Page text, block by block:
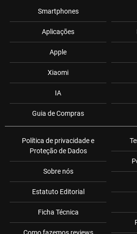
Smartphones
Aplicações
Apple
Xiaomi
IA
Guia de Compras
Política de privacidade e
Proteção de Dados
Sobre nós
Estatuto Editorial
Ficha Técnica